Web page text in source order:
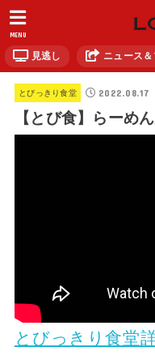
MENU
見逃し ニュース
とびっきり食堂 2022.08.17
【とび食】らーめ
とびっきり食堂